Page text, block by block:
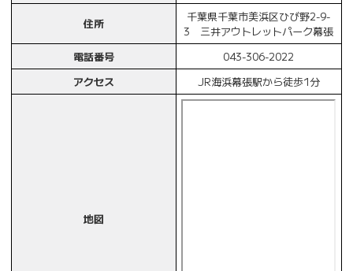
住所
千葉県千葉市美浜区ひび野2-9-
3 三井アウトレットパーク幕張
電話番号
043-306-2022
アクセス
JR海浜幕張駅から徒歩1分
地図